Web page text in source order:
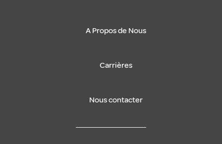
A Propos de Nous
Carrières
Nous contacter